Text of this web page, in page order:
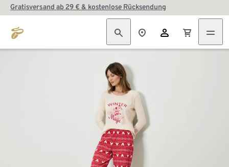
Gratisversand ab 29 € & kostenlose Rücksendung